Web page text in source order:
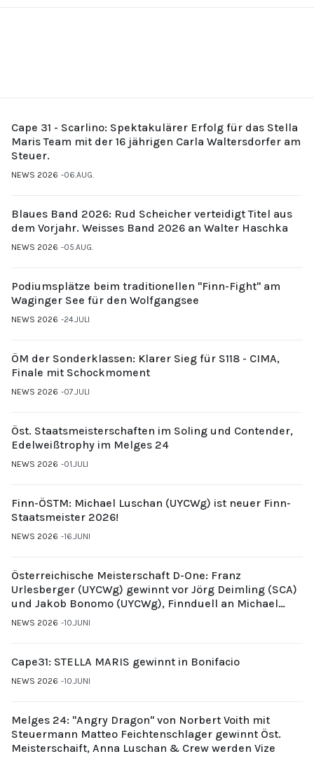
Cape 31 - Scarlino: Spektakulärer Erfolg für das Stella
Maris Team mit der 16 jährigen Carla Waltersdorfer am
Steuer.
NEWS 2026 06.AUG.
Blaues Band 2026: Rud Scheicher verteidigt Titel aus
dem Vorjahr. Weisses Band 2026 an Walter Haschka
NEWS 2026 05.AUG.
Podiumsplätze beim traditionellen "Finn-Fight" am
Waginger See für den Wolfgangsee
NEWS 2026 24.JULI
ÖM der Sonderklassen: Klarer Sieg für S118 - CIMA,
Finale mit Schockmoment
NEWS 2026 07.JULI
Öst. Staatsmeisterschaften im Soling und Contender,
Edelweißtrophy im Melges 24
NEWS 2026 01.JULI
Finn-ÖSTM: Michael Luschan (UYCWg) ist neuer Finn-
Staatsmeister 2026!
NEWS 2026 16.JUNI
Österreichische Meisterschaft D-One: Franz
Urlesberger (UYCWg) gewinnt vor Jörg Deimling (SCA)
und Jakob Bonomo (UYCWg), Finnduell an Michael
Gubi (UYCMo)
NEWS 2026 10.JUNI
Cape31: STELLA MARIS gewinnt in Bonifacio
NEWS 2026 10.JUNI
Melges 24: "Angry Dragon" von Norbert Voith mit
Steuermann Matteo Feichtenschlager gewinnt Öst.
Meisterschaift, Anna Luschan & Crew werden Vize